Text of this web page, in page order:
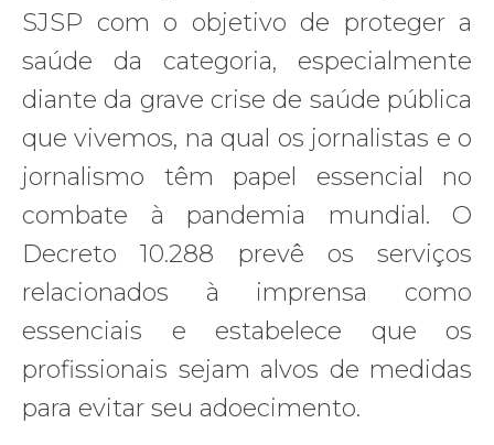
SJSP com o objetivo de proteger a
saúde da categoria, especialmente
diante da grave crise de saúde pública
que vivemos, na qual os jornalistas e o
jornalismo têm papel essencial no
combate à pandemia mundial. O
Decreto 10.288 prevê os serviços
relacionados à imprensa como
essenciais e estabelece que os
profissionais sejam alvos de medidas
para evitar seu adoecimento.